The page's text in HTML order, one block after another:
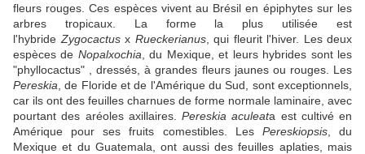
fleurs rouges. Ces espèces vivent au Brésil en épiphytes sur les
arbres tropicaux. La forme la plus utilisée est
l'hybride Zygocactusx Rueckerianus, qui fleurit l'hiver. Les deux
espèces de Nopalxochia , du Mexique, et leurs hybrides sont les
"phyllocactus" , dressés, à grandes fleurs jaunes ou rouges. Les
Pereskia , de Floride et de l'Amérique du Sud, sont exceptionnels,
car ils ont des feuilles charnues de forme normale laminaire, avec
pourtant des aréoles axillaires. Pereskia aculeata est cultivé en
Amérique pour ses fruits comestibles. Les Pereskiopsis, du
Mexique et du Guatemala, ont aussi des feuilles aplaties, mais